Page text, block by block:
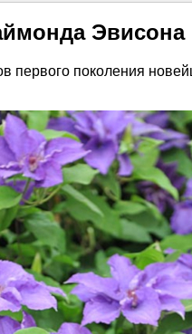
Эвисона
первого поколения